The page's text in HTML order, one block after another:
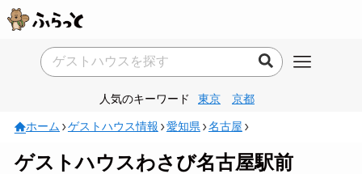
人気のキーワード 東京 京都
ホーム ゲストハウス情報 愛知県 名古屋
ゲストハウスわさび名古屋駅前